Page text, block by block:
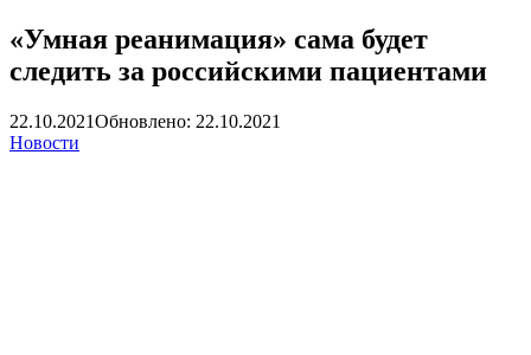
«Умная реанимация» сама будет
следить за российскими пациентами
22.10.2021Обновлено: 22.10.2021
Новости